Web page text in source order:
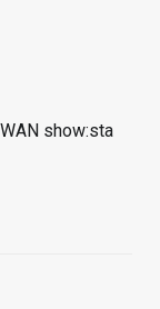
show:sta